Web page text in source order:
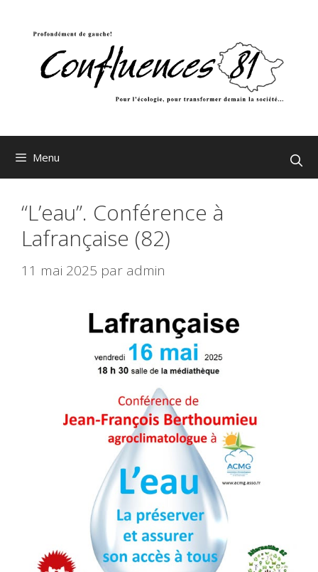
Menu
“L’eau”. Conférence à
Lafrançaise (82)
11 mai 2025 par admin